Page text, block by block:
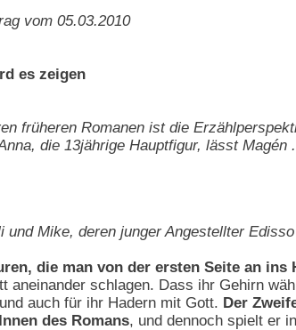
vom 05.03.2010
es zeigen
früheren Romanen ist die
die 13jährige Hauptfigur, lässt Magén
Mike, deren junger Angestellter
die man von der ersten Seite an ins
aneinander schlagen. Dass ihr Gehirn
auch für ihr Hadern mit Gott. Der
des Romans, und dennoch spielt er